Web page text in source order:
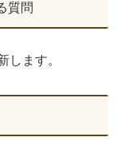
質問
します。